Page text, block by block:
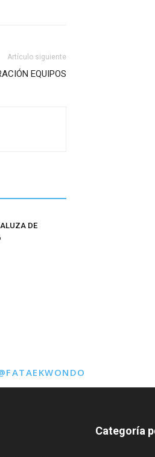
Artículo siguiente
EQUIPOS
DE
Categoría